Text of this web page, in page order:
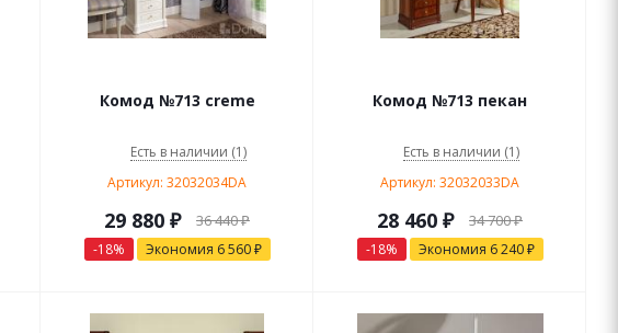
Комод №713 creme
Есть в наличии (1)
Артикул: 32032034DA
29 880 ₽ 36 440₽
-18% Экономия 6 560₽
Комод №713 пекан
Есть в наличии (1)
Артикул: 32032033DA
28 460 ₽ 34 700₽
-18% Экономия 6 240₽